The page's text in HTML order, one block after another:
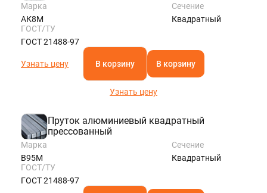
Марка
АК8М
Сечение
Квадратный
ГОСТ/ТУ
ГОСТ 21488-97
Узнать цену В корзину В корзину
Узнать цену
Пруток алюминиевый квадратный
прессованный
Марка
В95М
Сечение
Квадратный
ГОСТ/ТУ
ГОСТ 21488-97